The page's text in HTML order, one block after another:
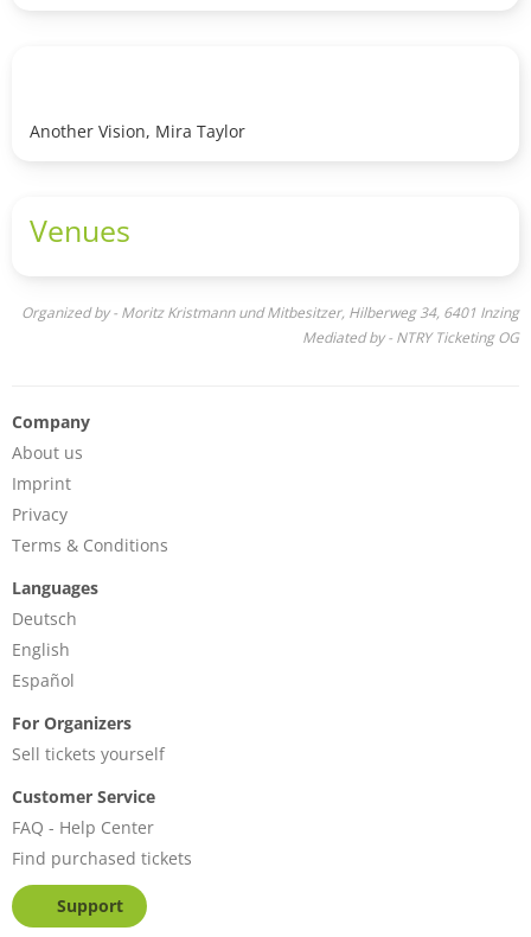
Another Vision, Mira Taylor
Venues
Organized by - Moritz Kristmann und Mitbesitzer, Hilberweg 34, 6401 Inzing
Mediated by - NTRY Ticketing OG
Company
About us
Imprint
Privacy
Terms & Conditions
Languages
Deutsch
English
Español
For Organizers
Sell tickets yourself
Customer Service
FAQ - Help Center
Find purchased tickets
Support